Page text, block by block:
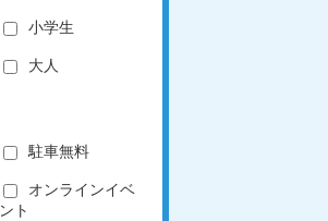
小学生
大人
駐車無料
オンラインイベ
ント